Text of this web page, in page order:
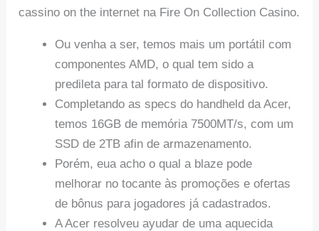
cassino on the internet na Fire On Collection Casino.
Ou venha a ser, temos mais um portátil com
componentes AMD, o qual tem sido a
predileta para tal formato de dispositivo.
Completando as specs do handheld da Acer,
temos 16GB de memória 7500MT/s, com um
SSD de 2TB afin de armazenamento.
Porém, eua acho o qual a blaze pode
melhorar no tocante às promoções e ofertas
de bônus para jogadores já cadastrados.
A Acer resolveu ayudar de uma aquecida